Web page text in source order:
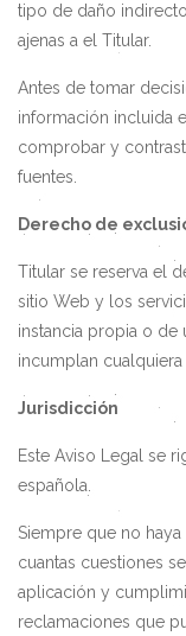
tipo de daño
ajenas a el Titular.
Antes de tomar
información incluida
comprobar y
fuentes.
Derecho de
Titular se reserva el
sitio Web y los
instancia propia o de
incumplan
Jurisdicción
Este Aviso Legal se
española.
Siempre que no
cuantas cuestiones
aplicación y
reclamaciones que